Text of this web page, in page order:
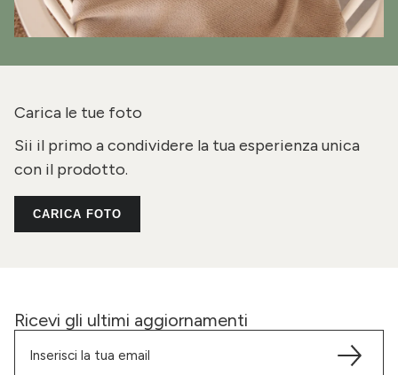
Carica le tue foto
Sii il primo a condividere la tua esperienza unica
con il prodotto.
CARICA FOTO
Ricevi gli ultimi aggiornamenti